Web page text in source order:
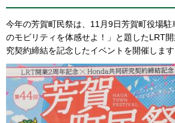
今年の芳賀町民祭は、11月9日芳賀町役場
のモビリティを体感せよ！」と題したLRT
究契約締結を記念したイベントを開催します